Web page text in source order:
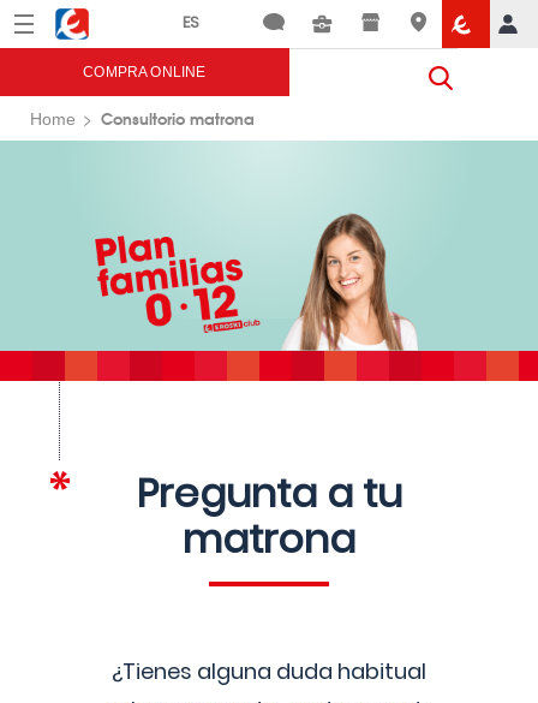
Menú Eroski
COMPRA ONLINE
Home Consultorio matrona
Pregunta a tu
matrona
¿Tienes alguna duda habitual